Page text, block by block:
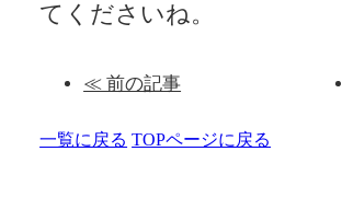
てくださいね。
≪ 前の記事
一覧に戻る TOPページに戻る